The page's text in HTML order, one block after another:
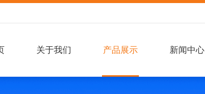
关于我们 产品展示 新闻中心